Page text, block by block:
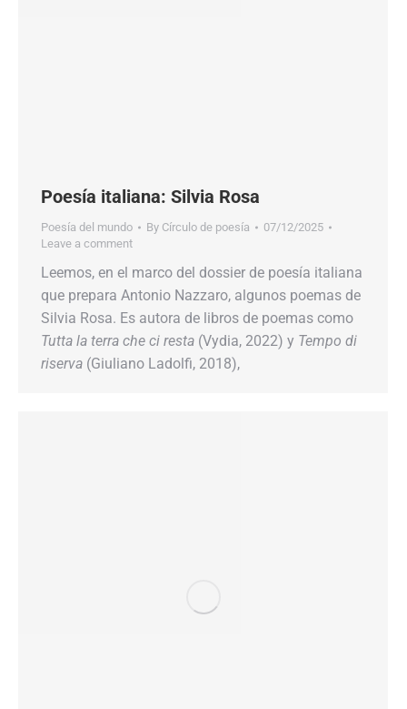
Poesía italiana: Silvia Rosa
Poesía del mundo By Círculo de poesía
07/12/2025
Leave a comment
Leemos, en el marco del dossier de poesía italiana
que prepara Antonio Nazzaro, algunos poemas de
Silvia Rosa. Es autora de libros de poemas como
Tutta la terra che ci resta (Vydia, 2022) y Tempo di
riserva (Giuliano Ladolfi, 2018),